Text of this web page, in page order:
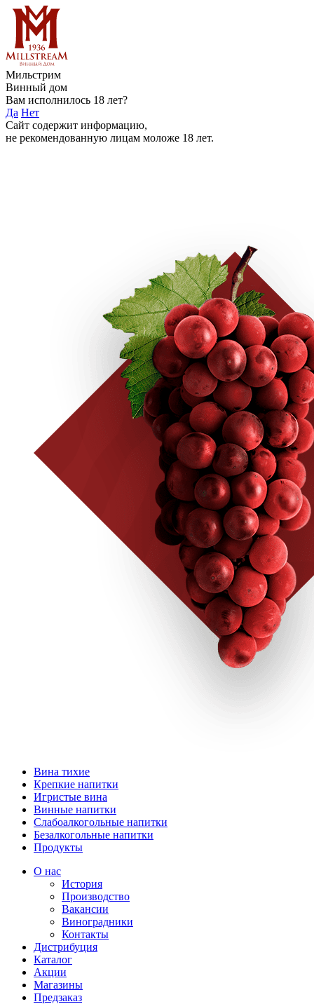
Мильстрим
Винный дом
Вам исполнилось 18 лет?
Да Нет
Сайт содержит информацию,
не рекомендованную лицам моложе 18 лет.
Вина тихие
Крепкие напитки
Игристые вина
Винные напитки
Слабоалкогольные напитки
Безалкогольные напитки
Продукты
О нас
История
Производство
Вакансии
Виноградники
Контакты
Дистрибуция
Каталог
Акции
Магазины
Предзаказ